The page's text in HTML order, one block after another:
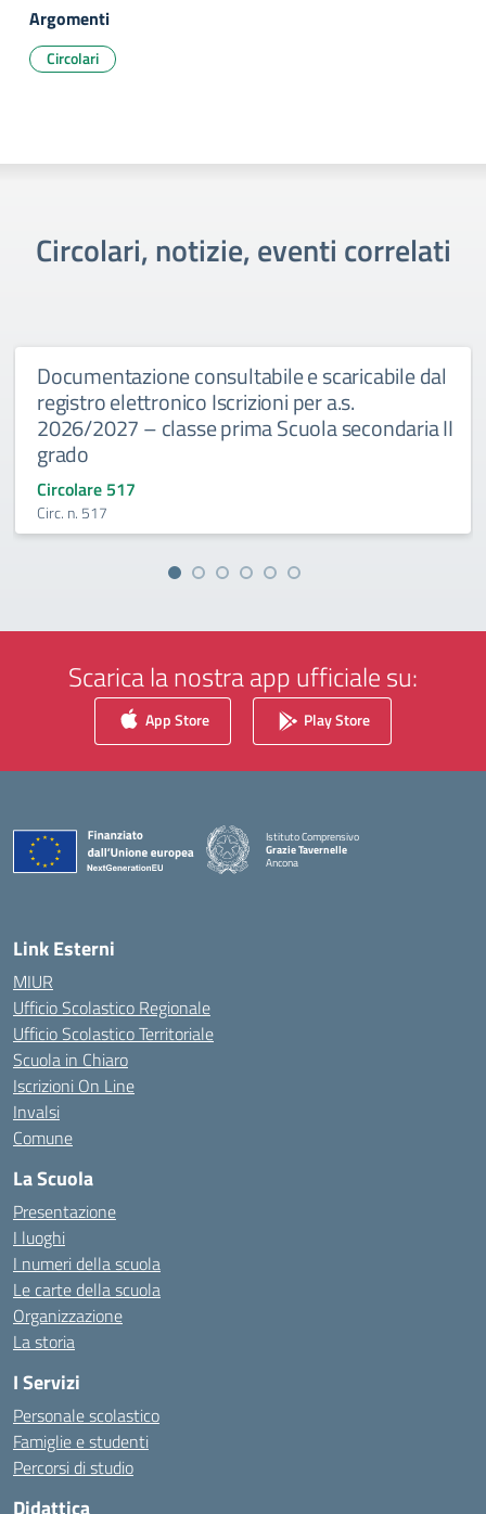
Argomenti
Circolari
Circolari, notizie, eventi correlati
Documentazione consultabile e scaricabile dal
registro elettronico Iscrizioni per a.s.
2026/2027 – classe prima Scuola secondaria II
grado
Circolare 517
Circ. n. 517
Scarica la nostra app ufficiale su:
App Store Play Store
Istituto Comprensivo
Grazie Tavernelle
Ancona
Link Esterni
MIUR
Ufficio Scolastico Regionale
Ufficio Scolastico Territoriale
Scuola in Chiaro
Iscrizioni On Line
Invalsi
Comune
La Scuola
Presentazione
I luoghi
I numeri della scuola
Le carte della scuola
Organizzazione
La storia
I Servizi
Personale scolastico
Famiglie e studenti
Percorsi di studio
Didattica